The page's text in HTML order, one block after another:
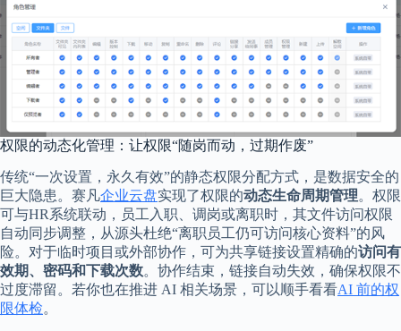
权限的动态化管理：让权限“随岗而动，过期作废”
传统“一次设置，永久有效”的静态权限分配方式，是数据安全的
巨大隐患。赛凡企业云盘实现了权限的动态生命周期管理。权限
可与HR系统联动，员工入职、调岗或离职时，其文件访问权限
自动同步调整，从源头杜绝“离职员工仍可访问核心资料”的风
险。对于临时项目或外部协作，可为共享链接设置精确的访问有
效期、密码和下载次数。协作结束，链接自动失效，确保权限不
过度滞留。若你也在推进 AI 相关场景，可以顺手看看AI 前的权
限体检。